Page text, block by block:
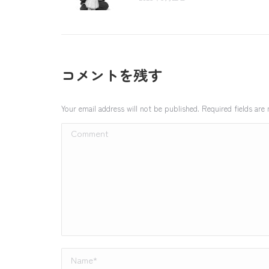
コメントを残す
Your email address will not be published. Required fields are
Comment
Name *